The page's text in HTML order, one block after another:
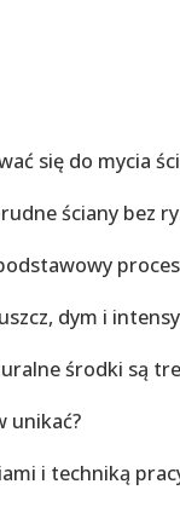
się do mycia
ściany bez
dym i
środki są
unikać?
i techniką